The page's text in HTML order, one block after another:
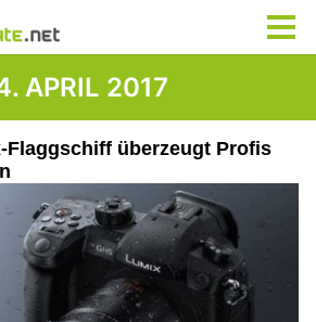
APRIL 2017
Flaggschiff überzeugt Profis